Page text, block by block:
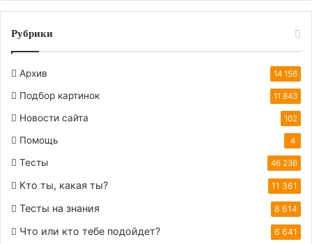
Рубрики
Архив 14 156
Подбор картинок 11 843
Новости сайта 102
Помощь 4
Тесты 46 236
Кто ты, какая ты? 11 361
Тесты на знания 8 614
Что или кто тебе подойдет? 6 641